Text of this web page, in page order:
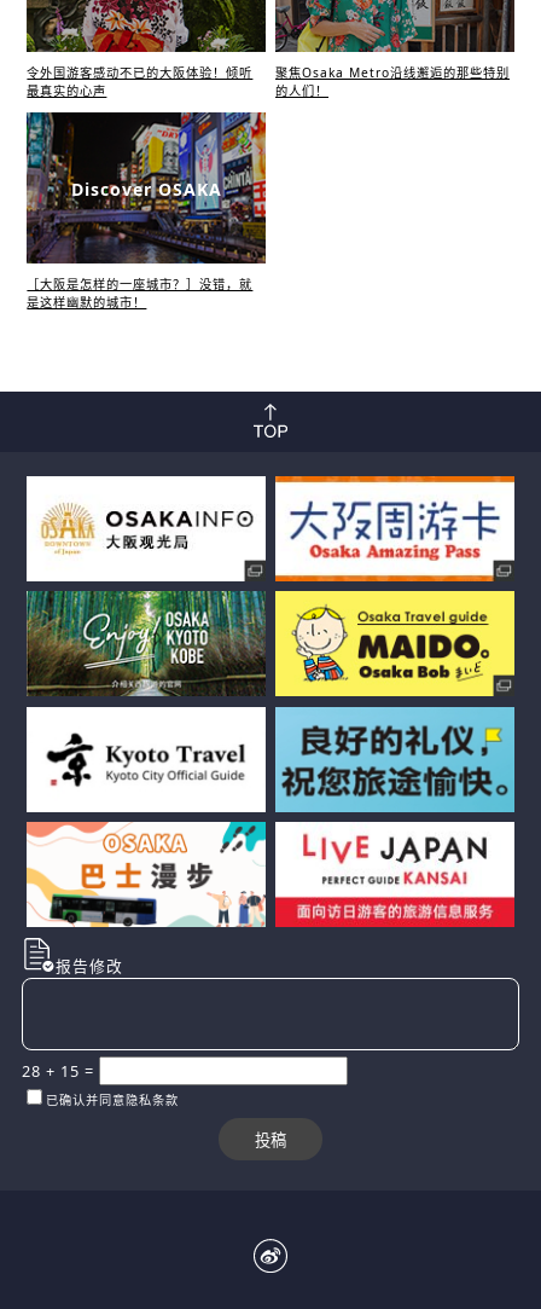
令外国游客感动不已的大阪体验！倾听
最真实的心声
聚焦Osaka Metro沿线邂逅的那些特别
的人们！
Discover OSAKA
［大阪是怎样的一座城市？］没错，就
是这样幽默的城市！
报告修改
28 + 15 =
已确认并同意隐私条款